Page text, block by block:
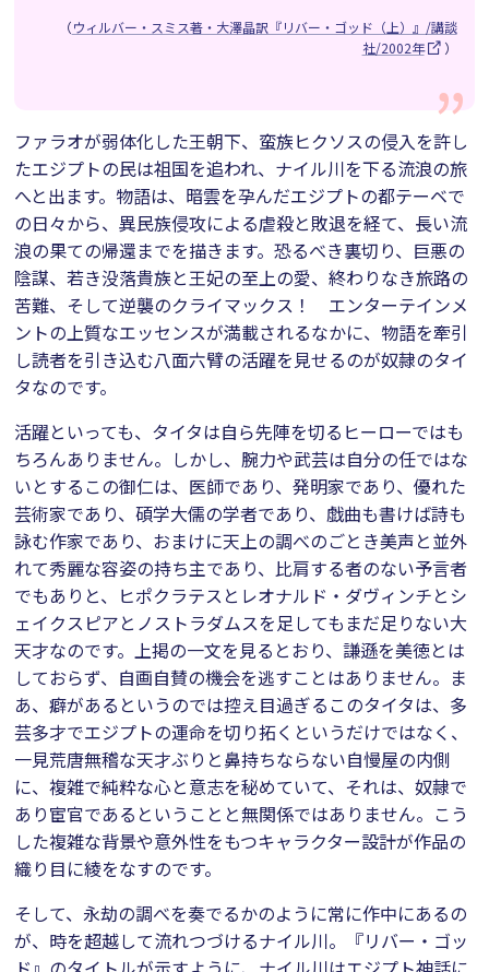
（ウィルバー・スミス著・大澤晶訳『リバー・ゴッド（上）』/講談
社/2002年
）
ファラオが弱体化した王朝下、蛮族ヒクソスの侵入を許し
たエジプトの民は祖国を追われ、ナイル川を下る流浪の旅
へと出ます。物語は、暗雲を孕んだエジプトの都テーベで
の日々から、異民族侵攻による虐殺と敗退を経て、長い流
浪の果ての帰還までを描きます。恐るべき裏切り、巨悪の
陰謀、若き没落貴族と王妃の至上の愛、終わりなき旅路の
苦難、そして逆襲のクライマックス！ エンターテインメ
ントの上質なエッセンスが満載されるなかに、物語を牽引
し読者を引き込む八面六臂の活躍を見せるのが奴隷のタイ
タなのです。
活躍といっても、タイタは自ら先陣を切るヒーローではも
ちろんありません。しかし、腕力や武芸は自分の任ではな
いとするこの御仁は、医師であり、発明家であり、優れた
芸術家であり、碩学大儒の学者であり、戯曲も書けば詩も
詠む作家であり、おまけに天上の調べのごとき美声と並外
れて秀麗な容姿の持ち主であり、比肩する者のない予言者
でもありと、ヒポクラテスとレオナルド・ダヴィンチとシ
ェイクスピアとノストラダムスを足してもまだ足りない大
天才なのです。上掲の一文を見るとおり、謙遜を美徳とは
しておらず、自画自賛の機会を逃すことはありません。ま
あ、癖があるというのでは控え目過ぎるこのタイタは、多
芸多才でエジプトの運命を切り拓くというだけではなく、
一見荒唐無稽な天才ぶりと鼻持ちならない自慢屋の内側
に、複雑で純粋な心と意志を秘めていて、それは、奴隷で
あり宦官であるということと無関係ではありません。こう
した複雑な背景や意外性をもつキャラクター設計が作品の
織り目に綾をなすのです。
そして、永劫の調べを奏でるかのように常に作中にあるの
が、時を超越して流れつづけるナイル川。『リバー・ゴッ